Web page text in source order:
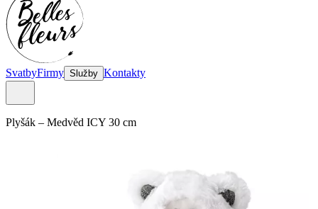
SvatbyFirmy Služby Kontakty
Plyšák – Medvěd ICY 30 cm